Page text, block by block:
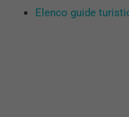
Elenco guide